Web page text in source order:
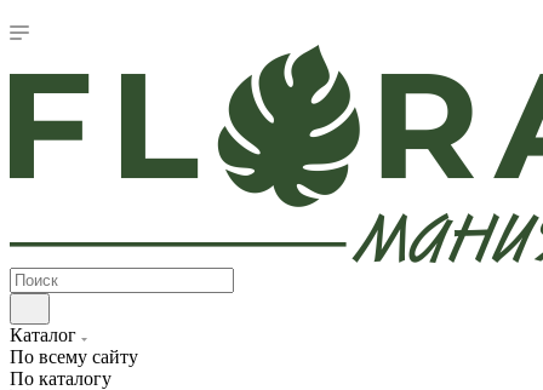
Каталог
По всему сайту
По каталогу